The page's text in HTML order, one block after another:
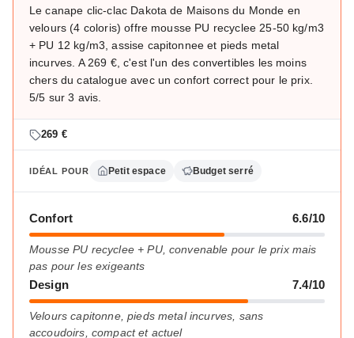
Le canape clic-clac Dakota de Maisons du Monde en
velours (4 coloris) offre mousse PU recyclee 25-50 kg/m3
+ PU 12 kg/m3, assise capitonnee et pieds metal
incurves. A 269 €, c'est l'un des convertibles les moins
chers du catalogue avec un confort correct pour le prix.
5/5 sur 3 avis.
269 €
IDÉAL POUR Petit espace Budget serré
Confort 6.6/10
Mousse PU recyclee + PU, convenable pour le prix mais
pas pour les exigeants
Design 7.4/10
Velours capitonne, pieds metal incurves, sans
accoudoirs, compact et actuel